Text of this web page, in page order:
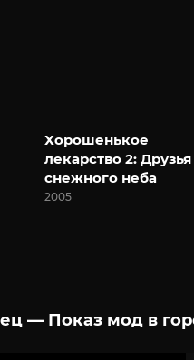
Хорошенькое
лекарство 2: Друзья
снежного неба
2005
— Показ мод в